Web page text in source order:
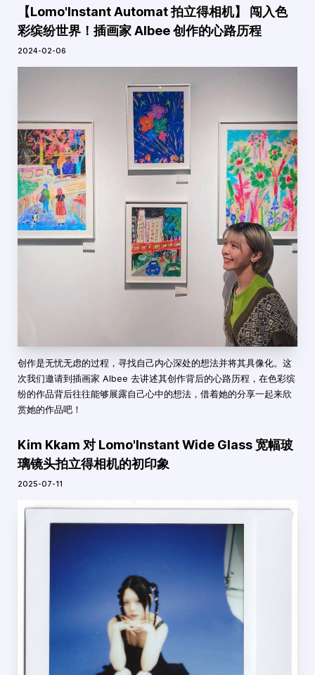
【Lomo'Instant Automat 拍立得相机】 闯入色
彩缤纷世界！插画家 Albee 创作的心路历程
2024-02-06
创作是无忧无虑的过程，寻找自己内心深处的想法并将其具像化。这
次我们邀请到插画家 Albee 去讲述其创作背后的心路历程，在色彩缤
纷的作品背后往往能够展露自己心中的想法，借着她的分享一起来欣
赏她的作品吧！
Kim Kkam 对 Lomo'Instant Wide Glass 宽幅玻
璃镜头拍立得相机的初印象
2025-07-11